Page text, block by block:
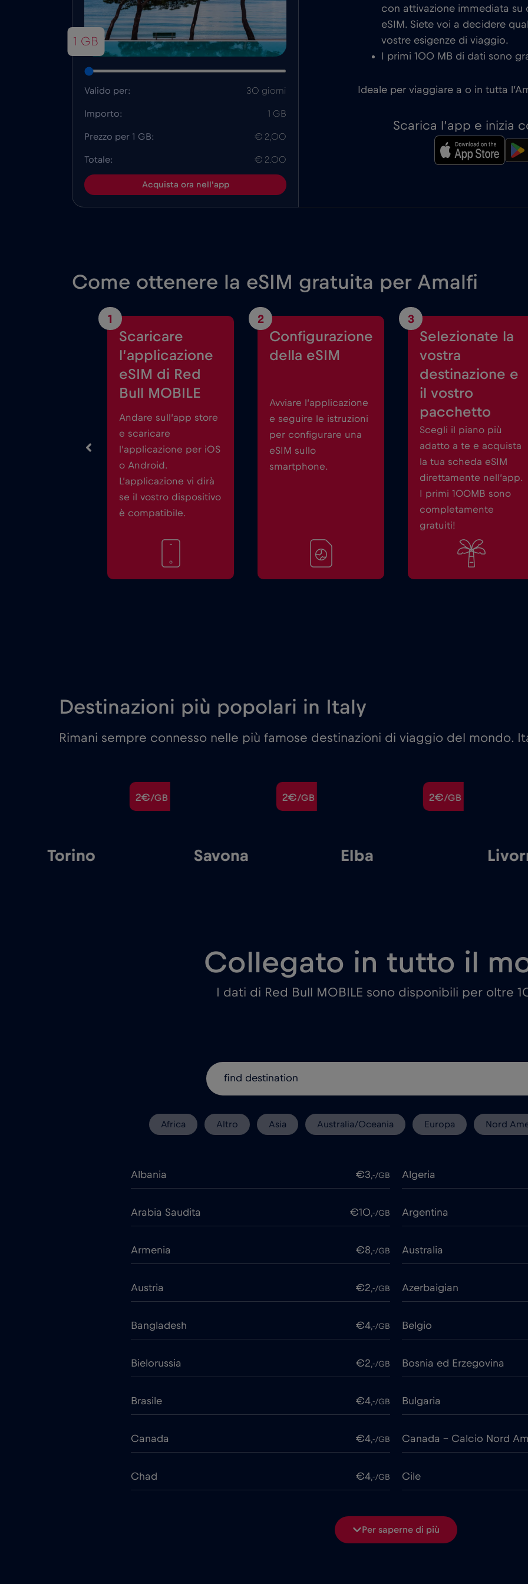
1 GB
Valido per: 30 giorni
Importo: 1 GB
Prezzo per 1 GB: € 2,00
Totale: € 2.00
Acquista ora nell'app
con attivazione immediata
eSIM. Siete voi a decidere
vostre esigenze di viaggio.
I primi 100 MB di dati sono
Ideale per viaggiare a o in tutta
Scarica l’app e inizia
Come ottenere la eSIM gratuita per Amalfi
1
Scaricare
l’applicazione
eSIM di Red
Bull MOBILE
Andare sull’app store
e scaricare
l’applicazione per iOS
o Android.
L’applicazione vi dirà
se il vostro dispositivo
è compatibile.
2
Configurazione
della eSIM
Avviare l’applicazione
e seguire le istruzioni
per configurare una
eSIM sullo
smartphone.
3
Selezionate la
vostra
destinazione e
il vostro
pacchetto
Scegli il piano più
adatto a te e acquista
la tua scheda eSIM
direttamente nell’app.
I primi 100MB sono
completamente
gratuiti!
Destinazioni più popolari in Italy
Rimani sempre connesso nelle più famose destinazioni di viaggio del mondo.
2€/GB
Torino
2€/GB
Savona
2€/GB
Elba
Collegato in tutto il
I dati di Red Bull MOBILE sono disponibili per oltre
Africa Altro Asia Australia/Oceania Europa Nord
Albania €3,-/GB Algeria
Arabia Saudita €10,-/GB Argentina
Armenia €8,-/GB Australia
Austria €2,-/GB Azerbaigian
Bangladesh €4,-/GB Belgio
Bielorussia €2,-/GB Bosnia ed Erzegovina
Brasile €4,-/GB Bulgaria
Canada €4,-/GB Canada - Calcio Nord
Chad €4,-/GB Cile
€6,-/GB Cipro
Per saperne di più